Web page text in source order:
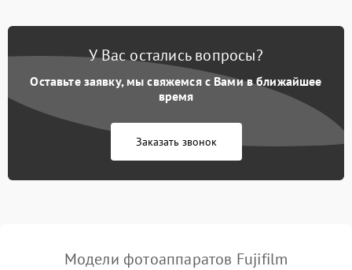
У Вас остались вопросы?
Оставьте заявку, мы свяжемся с Вами в ближайшее
время
Заказать звонок
Модели фотоаппаратов Fujifilm